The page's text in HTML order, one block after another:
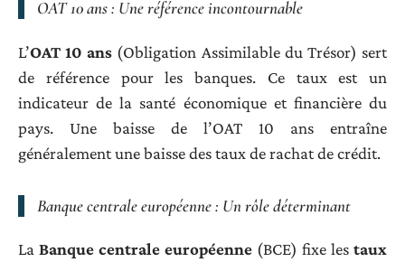
OAT 10 ans : Une référence incontournable
L’OAT 10 ans (Obligation Assimilable du Trésor) sert
de référence pour les banques. Ce taux est un
indicateur de la santé économique et financière du
pays. Une baisse de l’OAT 10 ans entraîne
généralement une baisse des taux de rachat de crédit.
Banque centrale européenne : Un rôle déterminant
La Banque centrale européenne (BCE) fixe les taux